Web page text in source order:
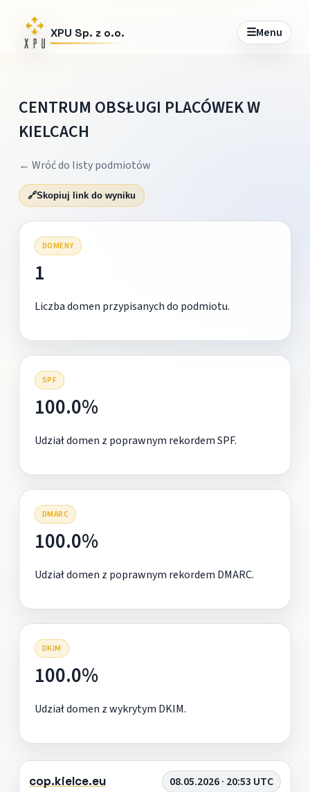
XPU Sp. z o.o. ☰Menu
CENTRUM OBSŁUGI PLACÓWEK W
KIELCACH
← Wróć do listy podmiotów
🔗Skopiuj link do wyniku
DOMENY
1
Liczba domen przypisanych do podmiotu.
SPF
100.0%
Udział domen z poprawnym rekordem SPF.
DMARC
100.0%
Udział domen z poprawnym rekordem DMARC.
DKIM
100.0%
Udział domen z wykrytym DKIM.
cop.kielce.eu 08.05.2026 · 20:53 UTC